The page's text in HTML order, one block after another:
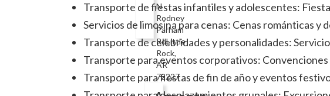
N
Rodney
Parham
RdLittle
Rock,
AR
72227
Transporte de fiestas infantiles y adolescentes:
Servicios de limosina para cenas: Cenas románticas y
Transporte de celebridades y personalidades:
Transporte para eventos corporativos:
Transporte para fiestas de fin de año y eventos